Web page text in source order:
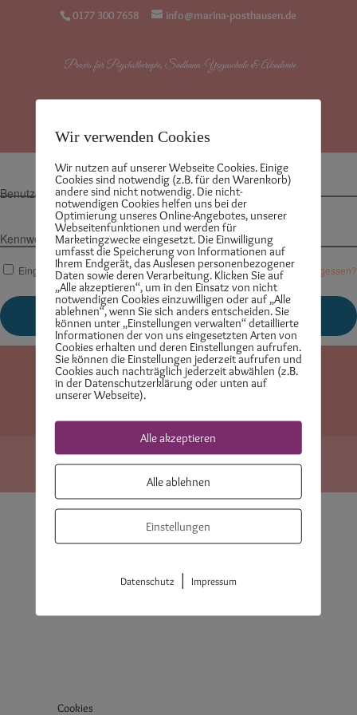
0177 300 7658 info@marina-posthausen.de
Benutzername
Kennwort
Eingeloggt bleiben Kennwort vergessen?
Datenschutzerklärung Impressum
© 2026 - Marina Posthausen
Cookies
Wir verwenden Cookies
Wir nutzen auf unserer Webseite Cookies. Einige
Cookies sind notwendig (z.B. für den Warenkorb)
andere sind nicht notwendig. Die nicht-
notwendigen Cookies helfen uns bei der
Optimierung unseres Online-Angebotes, unserer
Webseitenfunktionen und werden für
Marketingzwecke eingesetzt. Die Einwilligung
umfasst die Speicherung von Informationen auf
Ihrem Endgerät, das Auslesen personenbezogener
Daten sowie deren Verarbeitung. Klicken Sie auf
„Alle akzeptieren“, um in den Einsatz von nicht
notwendigen Cookies einzuwilligen oder auf „Alle
ablehnen“, wenn Sie sich anders entscheiden. Sie
können unter „Einstellungen verwalten“ detaillierte
Informationen der von uns eingesetzten Arten von
Cookies erhalten und deren Einstellungen aufrufen.
Sie können die Einstellungen jederzeit aufrufen und
Cookies auch nachträglich jederzeit abwählen (z.B.
in der Datenschutzerklärung oder unten auf
unserer Webseite).
Alle akzeptieren
Alle ablehnen
Einstellungen
Datenschutz | Impressum